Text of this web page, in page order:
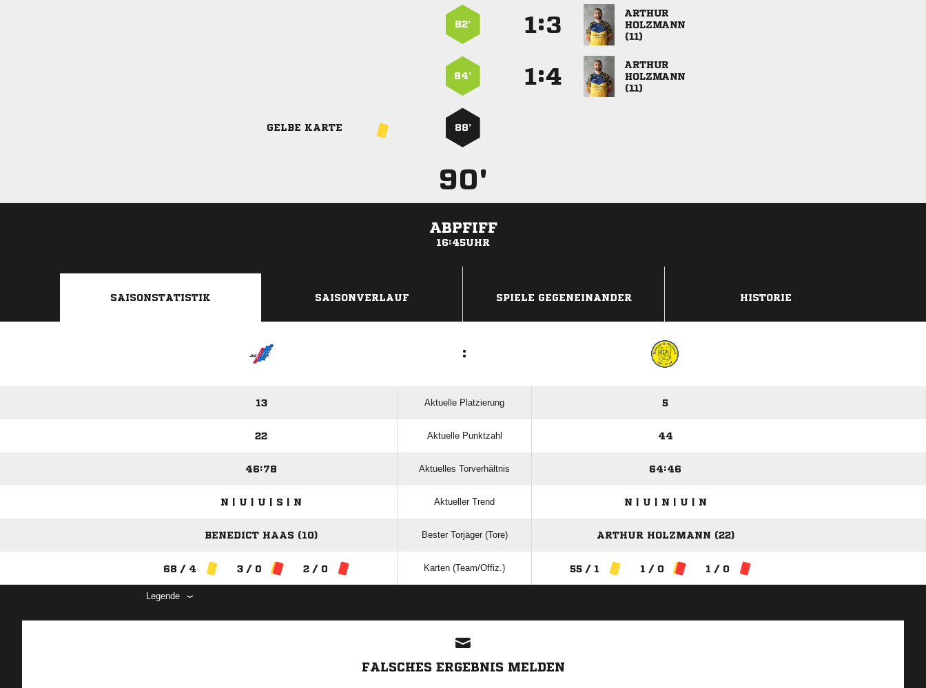
82’ :



84’ :



GELBE KARTE 88’
90'
ABPFIFF
16:45UHR
SAISONSTATISTIK SAISONVERLAUF SPIELE GEGENEINANDER HISTORIE
:
13 Aktuelle Platzierung 5
22 Aktuelle Punktzahl 44
46:78 Aktuelles Torverhältnis 64:46
N | U | U | S | N Aktueller Trend N | U | N | U | N
BENEDICT HAAS (10) Bester Torjäger (Tore) ARTHUR HOLZMANN (22)
68 / 4 3 / 0 2 / 0 Karten (Team/Offiz.) 55 / 1 1 / 0 1 / 0
Legende
FALSCHES ERGEBNIS MELDEN